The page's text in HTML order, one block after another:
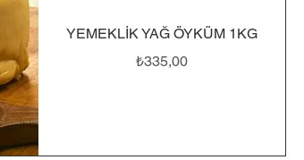
YEMEKLİK YAĞ ÖYKÜM 1KG
Fiyat
₺335,00